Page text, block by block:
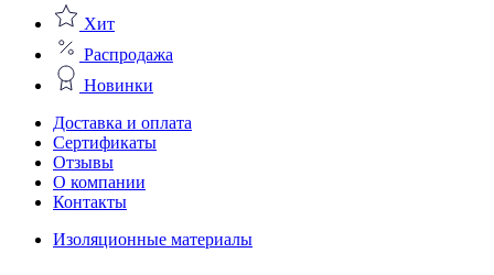
Хит
Распродажа
Новинки
Доставка и оплата
Сертификаты
Отзывы
О компании
Контакты
Изоляционные материалы